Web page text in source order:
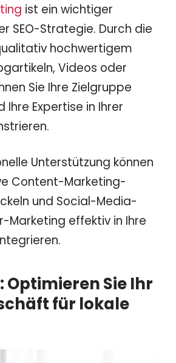
ist ein wichtiger
SEO-Strategie. Durch die
hochwertigem
Videos oder
Sie Ihre Zielgruppe
Ihre Expertise in Ihrer
Unterstützung können
Content-Marketing-
und Social-Media-
Marketing effektiv in Ihre
Optimieren Sie Ihr
für lokale